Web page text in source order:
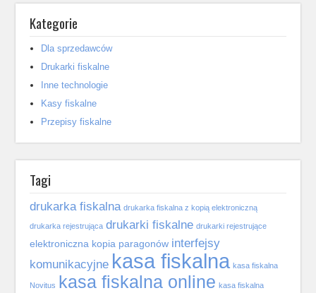
Kategorie
Dla sprzedawców
Drukarki fiskalne
Inne technologie
Kasy fiskalne
Przepisy fiskalne
Tagi
drukarka fiskalna drukarka fiskalna z kopią elektroniczną
drukarka rejestrująca drukarki fiskalne drukarki rejestrujące
elektroniczna kopia paragonów interfejsy
komunikacyjne kasa fiskalna kasa fiskalna
Novitus kasa fiskalna online kasa fiskalna